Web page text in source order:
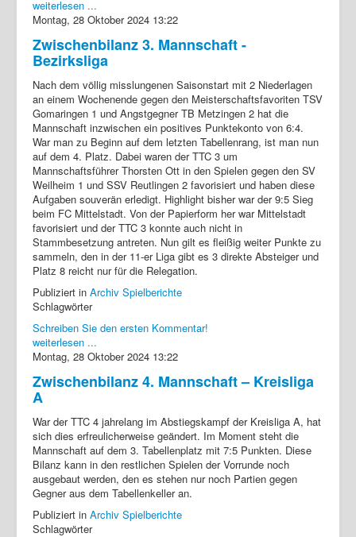
weiterlesen ...
Montag, 28 Oktober 2024 13:22
Zwischenbilanz 3. Mannschaft -
Bezirksliga
Nach dem völlig misslungenen Saisonstart mit 2 Niederlagen
an einem Wochenende gegen den Meisterschaftsfavoriten TSV
Gomaringen 1 und Angstgegner TB Metzingen 2 hat die
Mannschaft inzwischen ein positives Punktekonto von 6:4.
War man zu Beginn auf dem letzten Tabellenrang, ist man nun
auf dem 4. Platz. Dabei waren der TTC 3 um
Mannschaftsführer Thorsten Ott in den Spielen gegen den SV
Weilheim 1 und SSV Reutlingen 2 favorisiert und haben diese
Aufgaben souverän erledigt. Highlight bisher war der 9:5 Sieg
beim FC Mittelstadt. Von der Papierform her war Mittelstadt
favorisiert und der TTC 3 konnte auch nicht in
Stammbesetzung antreten. Nun gilt es fleißig weiter Punkte zu
sammeln, den in der 11-er Liga gibt es 3 direkte Absteiger und
Platz 8 reicht nur für die Relegation.
Publiziert in Archiv Spielberichte
Schlagwörter
Schreiben Sie den ersten Kommentar!
weiterlesen ...
Montag, 28 Oktober 2024 13:22
Zwischenbilanz 4. Mannschaft – Kreisliga
A
War der TTC 4 jahrelang im Abstiegskampf der Kreisliga A, hat
sich dies erfreulicherweise geändert. Im Moment steht die
Mannschaft auf dem 3. Tabellenplatz mit 7:5 Punkten. Diese
Bilanz kann in den restlichen Spielen der Vorrunde noch
ausgebaut werden, den es stehen nur noch Partien gegen
Gegner aus dem Tabellenkeller an.
Publiziert in Archiv Spielberichte
Schlagwörter